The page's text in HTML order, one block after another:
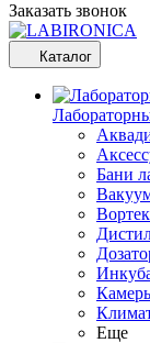
Заказать звонок
Каталог
Бани
Еще